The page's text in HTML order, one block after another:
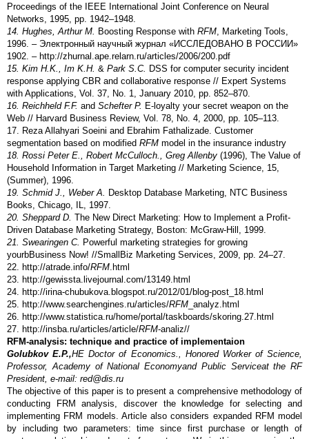
Proceedings of the IEEE International Joint Conference on Neural
Networks, 1995, pp. 1942–1948.
14. Hughes, Arthur M. Boosting Response with RFM , Marketing Tools,
1996. – Электронный научный журнал «ИССЛЕДОВАНО В РОССИИ»
1902. – http://zhurnal.ape.relarn.ru/articles/2006/200.pdf
15. Kim H.K., Im K.H. & Park S.C. DSS for computer security incident
response applying CBR and collaborative response // Expert Systems
with Applications, Vol. 37, No. 1, January 2010, pp. 852–870.
16. Reichheld F.F. and Schefter P. E-loyalty your secret weapon on the
Web // Harvard Business Review, Vol. 78, No. 4, 2000, pp. 105–113.
17. Reza Allahyari Soeini and Ebrahim Fathalizade. Customer
segmentation based on modified RFM model in the insurance industry
18. Rossi Peter E., Robert McCulloch., Greg Allenby (1996), The Value of
Household Information in Target Marketing // Marketing Science, 15,
(Summer), 1996.
19. Schmid J., Weber A. Desktop Database Marketing, NTC Business
Books, Chicago, IL, 1997.
20. Sheppard D. The New Direct Marketing: How to Implement a Profit-
Driven Database Marketing Strategy, Boston: McGraw-Hill, 1999.
21. Swearingen C. Powerful marketing strategies for growing
yourbBusiness Now! //SmallBiz Marketing Services, 2009, pp. 24–27.
22. http://atrade.info/RFM .html
23. http://gewissta.livejournal.com/13149.html
24. http://irina-chubukova.blogspot.ru/2012/01/blog-post_18.html
25. http://www.searchengines.ru/articles/RFM _analyz.html
26. http://www.statistica.ru/home/portal/taskboards/skoring.27.html
27. http://insba.ru/articles/article/RFM-analiz//
RFM-analysis: technique and practice of implementaion
Gоlubkоv Е.P.,HEDoctor of Economics. Honored Worker of Science
Professor, Academy of National Economyand Public Serviceat the RF
President e-mail: red@dis.ru
The objective of this paper is to present a comprehensive methodology of
conducting FRM analysis, discover the knowledge for selecting and
implementing FRM models. Article also considers expanded RFM model
by including two parameters: time since first purchase or length of